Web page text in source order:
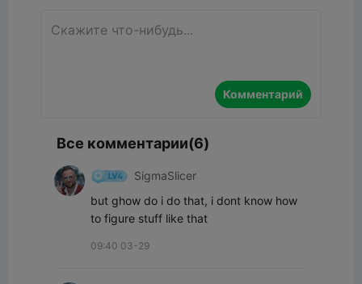
Комментарий
Все комментарии(6)
SigmaSlicer
but ghow do i do that, i dont know how
to figure stuff like that
09:40 03-29